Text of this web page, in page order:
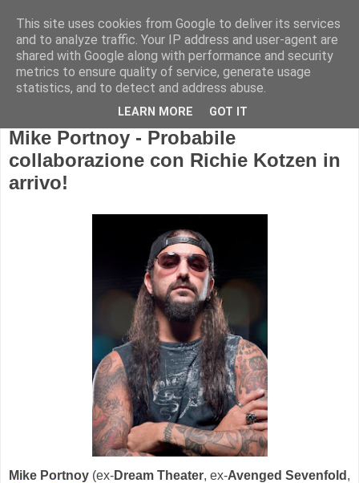
Mike Portnoy - Probabile
collaborazione con Richie Kotzen in
arrivo!
Mike Portnoy (ex-Dream Theater, ex-Avenged Sevenfold ,
This site uses cookies from Google to deliver its services
and to analyze traffic. Your IP address and user-agent are
shared with Google along with performance and security
metrics to ensure quality of service, generate usage
statistics, and to detect and address abuse.
LEARN MORE GOT IT